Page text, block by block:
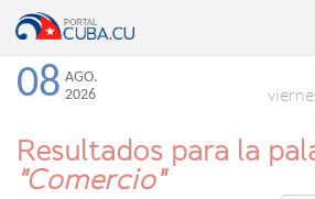
08 AGO.
2026
Resultados para la
"Comercio"